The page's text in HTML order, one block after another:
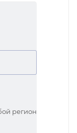
регион